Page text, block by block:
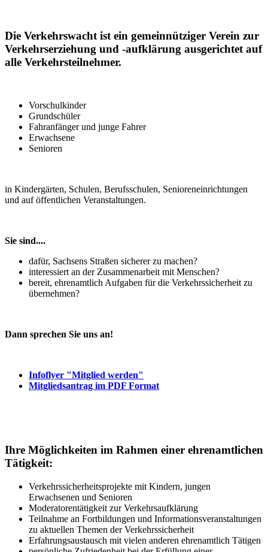
Die Verkehrswacht ist ein gemeinnütziger Verein zur
Verkehrserziehung und -aufklärung ausgerichtet auf
alle Verkehrsteilnehmer.
Vorschulkinder
Grundschüler
Fahranfänger und junge Fahrer
Erwachsene
Senioren
in Kindergärten, Schulen, Berufsschulen, Senioreneinrichtungen
und auf öffentlichen Veranstaltungen.
Sie sind....
dafür, Sachsens Straßen sicherer zu machen?
interessiert an der Zusammenarbeit mit Menschen?
bereit, ehrenamtlich Aufgaben für die Verkehrssicherheit zu
übernehmen?
Dann sprechen Sie uns an!
Infoflyer "Mitglied werden"
Mitgliedsantrag im PDF Format
Ihre Möglichkeiten im Rahmen einer ehrenamtlichen
Tätigkeit:
Verkehrssicherheitsprojekte mit Kindern, jungen
Erwachsenen und Senioren
Moderatorentätigkeit zur Verkehrsaufklärung
Teilnahme an Fortbildungen und Informationsveranstaltungen
zu aktuellen Themen der Verkehrssicherheit
Erfahrungsaustausch mit vielen anderen ehrenamtlich Tätigen